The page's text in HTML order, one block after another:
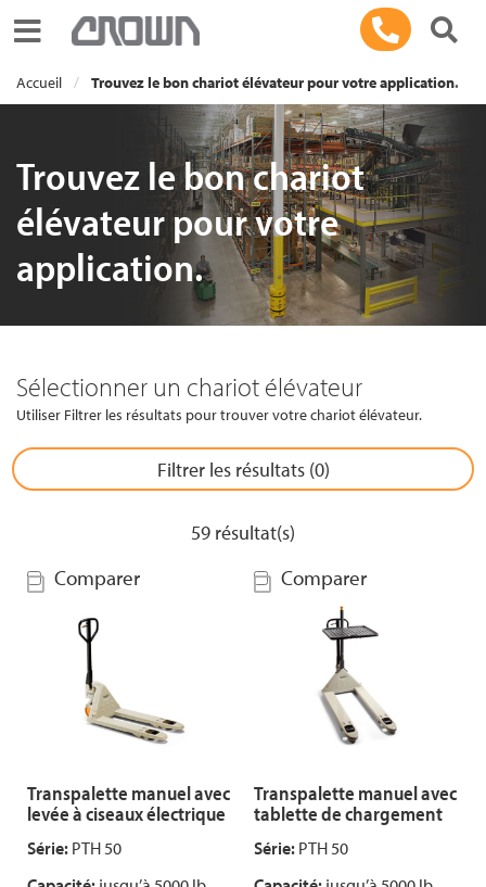
Toggle navigation
Accueil Trouvez le bon chariot élévateur pour votre application.
Trouvez le bon chariot
élévateur pour votre
application.
Sélectionner un chariot élévateur
Utiliser Filtrer les résultats pour trouver votre chariot élévateur.
Filtrer les résultats (0)
59 résultat(s)
Comparer
Transpalette manuel avec
levée à ciseaux électrique
Série: PTH 50
Comparer
Transpalette manuel avec
tablette de chargement
Série: PTH 50